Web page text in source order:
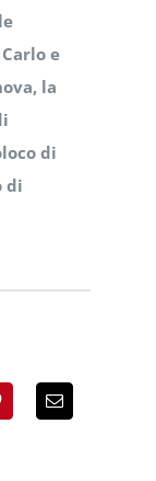
e
la
di
di